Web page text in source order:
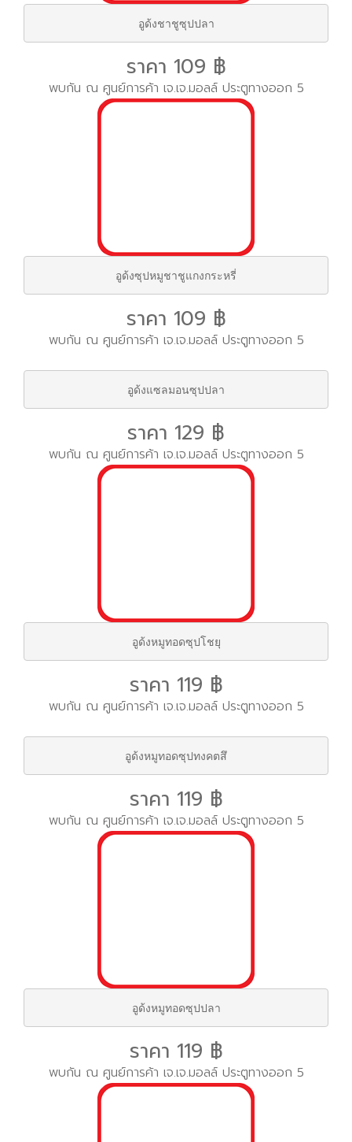
อูด้งชาชูซุปปลา
ราคา 109 ฿
พบกัน ณ ศูนย์การค้า เจ.เจ.มอลล์ ประตูทางออก 5
อูด้งซุปหมูชาชูแกงกระหรี่
ราคา 109 ฿
พบกัน ณ ศูนย์การค้า เจ.เจ.มอลล์ ประตูทางออก 5
อูด้งแซลมอนซุปปลา
ราคา 129 ฿
พบกัน ณ ศูนย์การค้า เจ.เจ.มอลล์ ประตูทางออก 5
อูด้งหมูทอดซุปโชยุ
ราคา 119 ฿
พบกัน ณ ศูนย์การค้า เจ.เจ.มอลล์ ประตูทางออก 5
อูด้งหมูทอดซุปทงคตสึ
ราคา 119 ฿
พบกัน ณ ศูนย์การค้า เจ.เจ.มอลล์ ประตูทางออก 5
อูด้งหมูทอดซุปปลา
ราคา 119 ฿
พบกัน ณ ศูนย์การค้า เจ.เจ.มอลล์ ประตูทางออก 5